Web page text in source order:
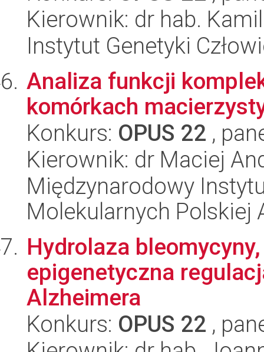
Kierownik: dr hab.
Instytut Genetyki
Analiza funkcji
komórkach
Konkurs: OPUS 22 ,
Kierownik: dr Maciej
Międzynarodowy
Molekularnych Polskiej
Hydrolaza
epigenetyczna
Alzheimera
Konkurs: OPUS 22 ,